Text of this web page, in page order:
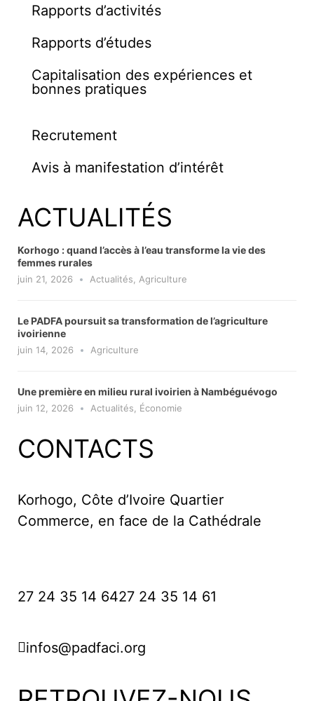
Rapports d’activités
Rapports d’études
Capitalisation des expériences et
bonnes pratiques
Recrutement
Avis à manifestation d’intérêt
ACTUALITÉS
Korhogo : quand l’accès à l’eau transforme la vie des
femmes rurales
juin 21, 2026 Actualités Agriculture
Le PADFA poursuit sa transformation de l’agriculture
ivoirienne
juin 14, 2026 Agriculture
Une première en milieu rural ivoirien à Nambéguévogo
juin 12, 2026 Actualités Économie
CONTACTS
Korhogo, Côte d’Ivoire Quartier
Commerce, en face de la Cathédrale
27 24 35 14 6427 24 35 14 61
infos@padfaci.org